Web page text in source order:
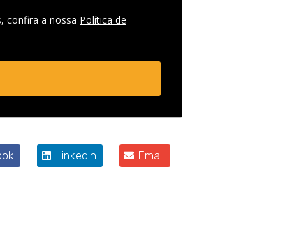
confira a nossa Política de
LinkedIn Email